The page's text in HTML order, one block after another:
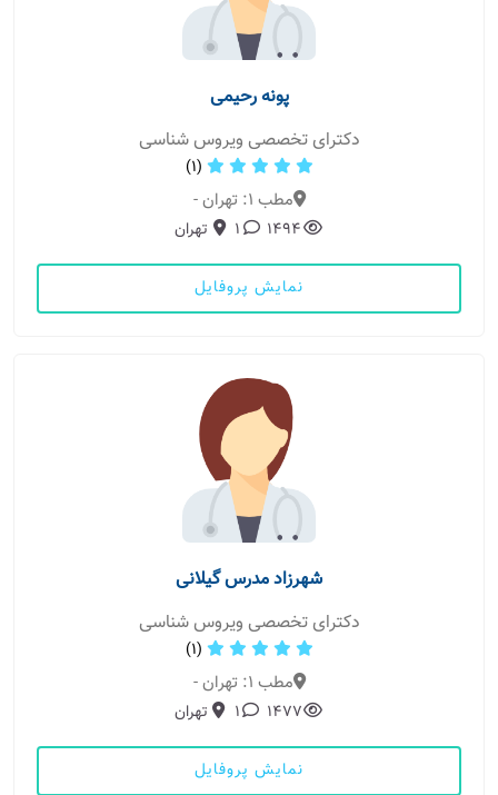
پونه رحیمی
دکترای تخصصی ویروس شناسی
(1)
مطب 1: تهران -
1494
1 تهران
نمایش پروفایل
شهرزاد مدرس گیلانی
دکترای تخصصی ویروس شناسی
(1)
مطب 1: تهران -
1477
1 تهران
نمایش پروفایل